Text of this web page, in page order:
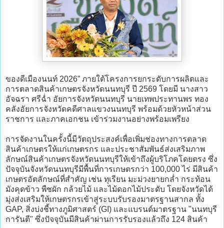
ของดีเมืองนนท์ 2026” ภายใต้โครงการยกระดับการผลิตและ
การตลาดสินค้าเกษตรจังหวัดนนทบุรี ปี 2569 โดยมี นางสาว
อัจฉรา ศรีฉ่ำ อัยการจังหวัดนนทบุรี นายเทพประทานพร ทอง
คลังอัยการจังหวัดคดีศาลแขวงนนทบุรี พร้อมด้วยหัวหน้าส่วน
ราชการ และภาคเอกชน เข้าร่วมงานอย่างพร้อมเพรียง
การจัดงานในครั้งนี้มีวัตถุประสงค์เพื่อเพิ่มช่องทางการตลาด
สินค้าเกษตรให้แก่เกษตรกร และประชาสัมพันธ์ส่งเสริมภาพ
ลักษณ์สินค้าเกษตรจังหวัดนนทบุรีให้เข้าถึงผู้บริโภคโดยตรง ซึ่ง
ปัจจุบันจังหวัดนนทบุรีมีพื้นที่การเกษตรกว่า 100,000 ไร่ มีสินค้า
เกษตรอัตลักษณ์ที่สำคัญ เช่น ทุเรียน มะม่วงยายกล่ำ กระท้อน
มังคุดข้าว พืชผัก กล้วยไม้ และไม้ดอกไม้ประดับ โดยจังหวัดได้
มุ่งส่งเสริมให้เกษตรกรเข้าสู่ระบบรับรองมาตรฐานสากล ทั้ง
GAP, สิ่งบ่งชี้ทางภูมิศาสตร์ (GI) และแบรนด์มาตรฐาน "นนทบุรี
การันตี" ซึ่งปัจจุบันมีสินค้าผ่านการรับรองแล้วถึง 124 สินค้า